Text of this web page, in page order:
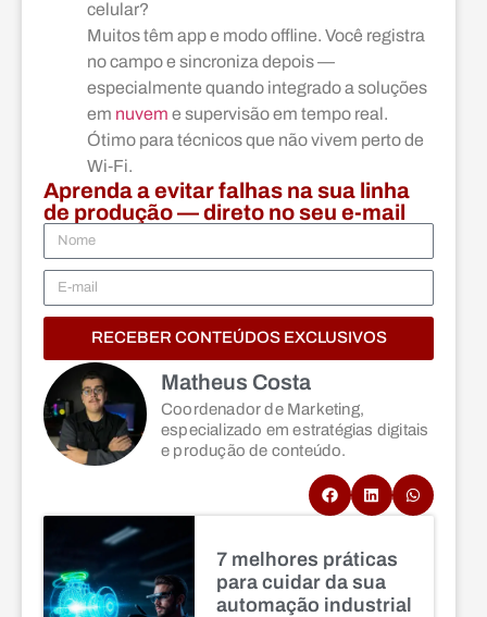
celular?
Muitos têm app e modo offline. Você registra
no campo e sincroniza depois —
especialmente quando integrado a soluções
em nuvem e supervisão em tempo real.
Ótimo para técnicos que não vivem perto de
Wi‑Fi.
Aprenda a evitar falhas na sua linha
de produção — direto no seu e-mail
RECEBER CONTEÚDOS EXCLUSIVOS
Matheus Costa
Coordenador de Marketing,
especializado em estratégias digitais
e produção de conteúdo.
7 melhores práticas
para cuidar da sua
automação industrial